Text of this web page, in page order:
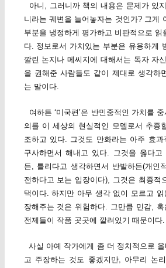
아니, 그러니까 책의 내용은 문제가 있
니라는 궤변을 늘어놓자는 것인가? 그게
부분을 냉정하게 평가하고 비판적으로 읽
다. 정보로서 가치있는 부분은 유용하게
깔린 논지나 메씨지에 대해서는 독자 자
을 권해준 사람들도 같이 제대로 생각하
는 말이다.
여하튼 ‘미국편’은 반민중적인 가치를
의를 이 세상의 현실적인 모델로서 추종
조하고 있다. 그것도 만화라는 아주 효과
구사하면서 해내고 있다. 그것을 옳다고
든, 틀리다고 생각하면서 반발하든(개인
전하다고 보는 입장이다), 그것은 최종적
택이다. 하지만 아무 생각 없이 모르고
장해주는 것은 위험하다. 그만큼 민감,
전제들이 작품 곳곳에 깔려있기 때문이다.
사실 아예 작가에게 좀 더 정치적으로
고 주장하는 것도 좋겠지만, 아무리 논